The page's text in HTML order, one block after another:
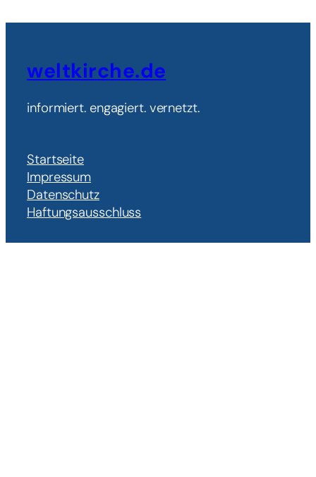
weltkirche.de
informiert. engagiert. vernetzt.
Startseite
Impressum
Datenschutz
Haftungsausschluss